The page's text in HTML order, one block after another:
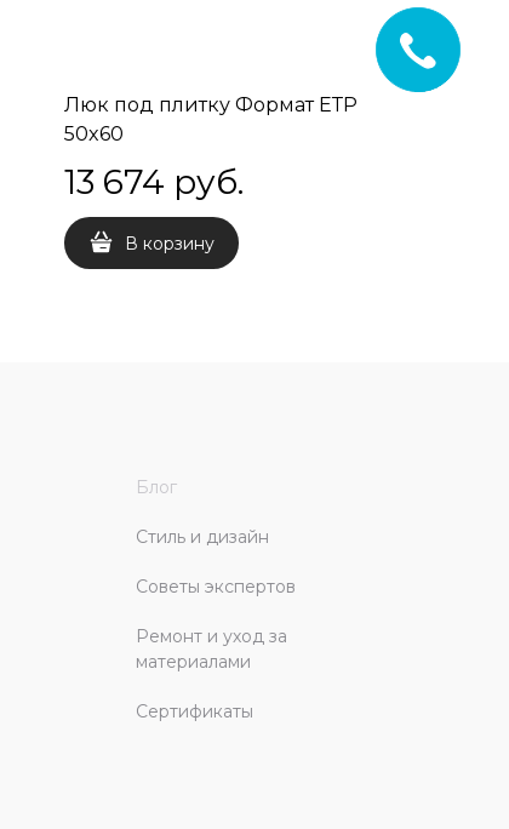
Люк под плитку Формат ЕТР
50x60
13 674 руб.
В корзину
Блог
Стиль и дизайн
Советы экспертов
Ремонт и уход за
материалами
Сертификаты